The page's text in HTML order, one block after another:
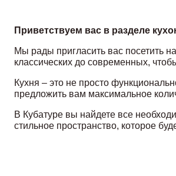
Приветствуем вас в разделе
Мы рады пригласить вас посетить
классических до современных,
Кухня – это не просто
предложить вам максимальное
В Кубатуре вы найдете все
стильное пространство, которое